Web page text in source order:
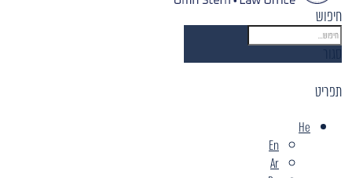
חיפוש
תפריט
He
En
Ar